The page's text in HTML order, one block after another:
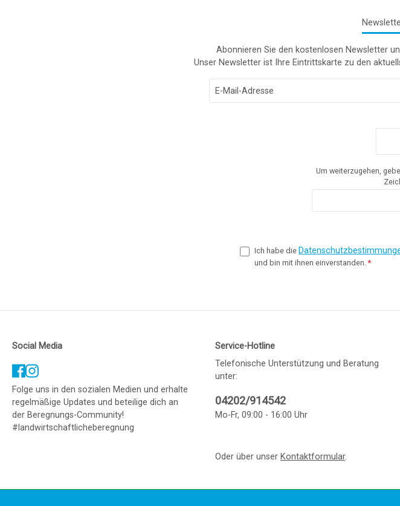
Abonnieren Sie den kostenlosen Newsletter
Unser Newsletter ist Ihre Eintrittskarte zu den
Um weiterzugehen,
Ich habe die
und bin mit ihnen einverstanden.*
Service-Hotline
Telefonische Unterstützung und Beratung
unter:
04202/914542
Mo-Fr, 09:00 - 16:00 Uhr
Oder über unser Kontaktformular.
Social Media
Folge uns in den sozialen Medien und erhalte
regelmäßige Updates und beteilige dich an
der Beregnungs-Community!
#landwirtschaftlicheberegnung